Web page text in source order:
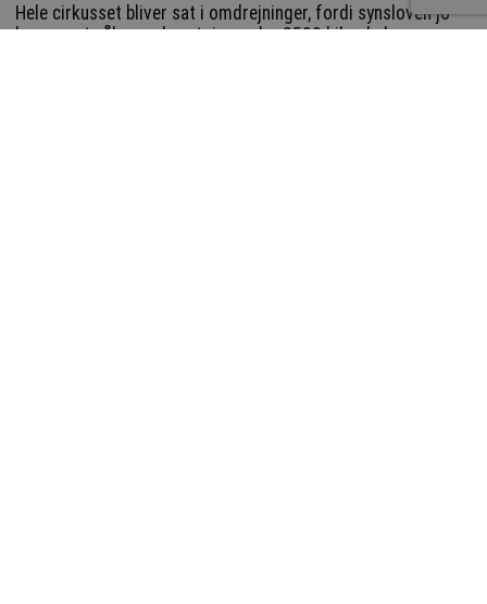
Hele cirkusset bliver sat i omdrejninger, fordi synsloven jo
kræver, at påhængskøretøjer under 3500 kilo skal synes,